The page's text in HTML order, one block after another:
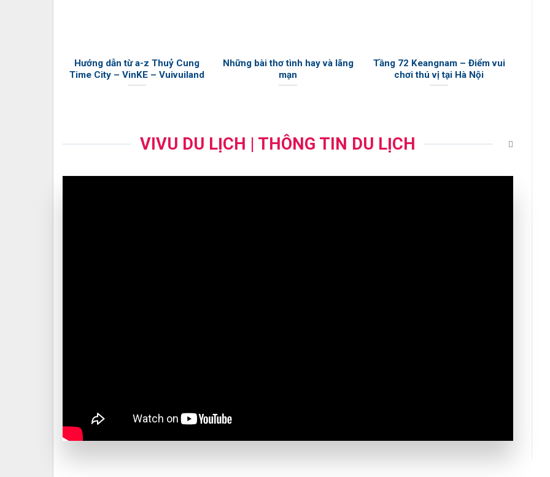
Hướng dẫn từ a-z Thuỷ Cung
Time City – VinKE – Vuivuiland
Những bài thơ tình hay và lãng
mạn
Tầng 72 Keangnam – Điểm vui
chơi thú vị tại Hà Nội
VIVU DU LỊCH | THÔNG TIN DU LỊCH